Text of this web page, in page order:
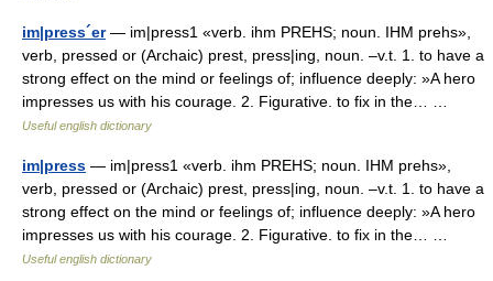
im|press´er— im|press1 «verb. ihm PREHS; noun. IHM prehs»,
verb, pressed or (Archaic) prest, press|ing, noun. –v.t. 1. to have a
strong effect on the mind or feelings of; influence deeply: »A hero
impresses us with his courage. 2. Figurative. to fix in the… …
Useful english dictionary
im|press — im|press1 «verb. ihm PREHS; noun. IHM prehs»,
verb, pressed or (Archaic) prest, press|ing, noun. –v.t. 1. to have a
strong effect on the mind or feelings of; influence deeply: »A hero
impresses us with his courage. 2. Figurative. to fix in the… …
Useful english dictionary